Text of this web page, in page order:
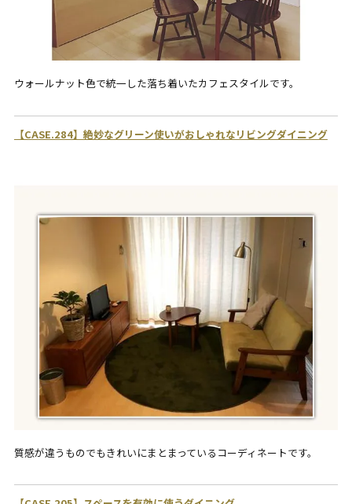
ウォールナット色で統一した落ち着いたカフェスタイルです。
【CASE.284】絶妙なグリーン使いがおしゃれなリビングダイニング
質感が違うものでもきれいにまとまっているコーディネートです。